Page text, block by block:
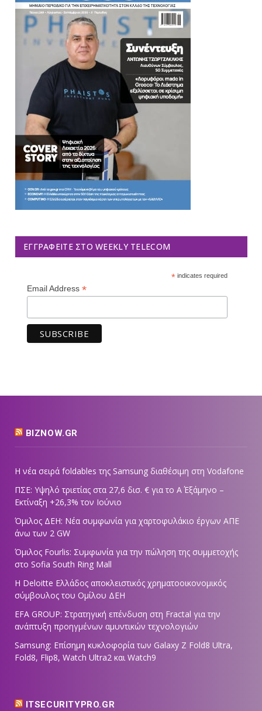
ΕΓΓΡΑΦΕΊΤΕ ΣΤΟ WEEKLY TELECOM
*indicates required
Email Address *
BIZNOW.GR
Η νέα σειρά foldables της Samsung διαθέσιμη στη Vodafone
ΠΣΕ: Υψηλό τριετίας στα 27,6 δισ. € για το Α΄ Εξάμηνο –
Εκτίναξη +26,3% τον Ιούνιο
Όμιλος ΔΕΗ: Νέα συμφωνία για χαρτοφυλάκιο έργων ΑΠΕ
άνω των 2 GW
Όμιλος Fourlis: Συμφωνία για την πώληση της συμμετοχής
στο Sofia South Ring Mall
Η Deloitte Ελλάδος αποκλειστικός χρηματοοικονομικός
σύμβουλος του Ομίλου ΔΕΗ
EFA GROUP: Στρατηγική επένδυση στη Fractal για την
ανάπτυξη προηγμένων αμυντικών τεχνολογιών
Samsung: Επίσημη κυκλοφορία των Galaxy Z Fold8 Ultra,
Fold8, Flip8, Watch Ultra2 και Watch9
ITSECURITYPRO.GR